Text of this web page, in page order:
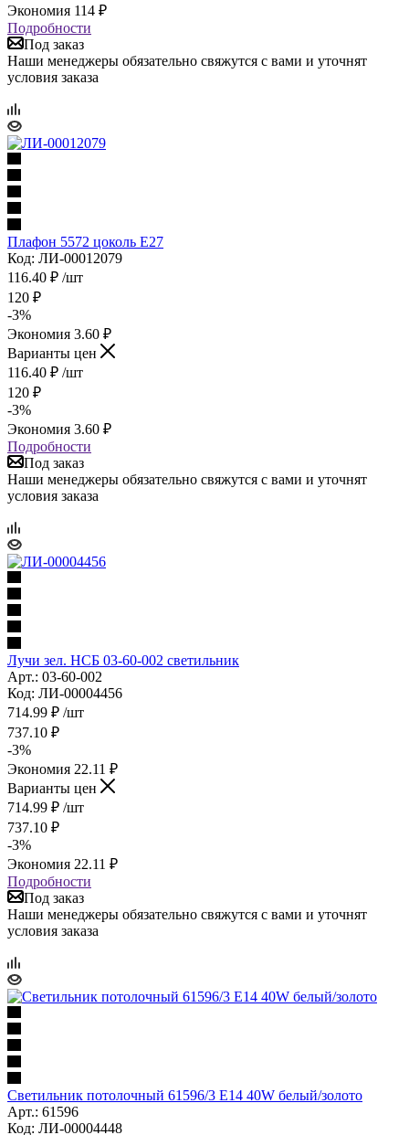
Экономия 114 ₽
Подробности
Под заказ
Наши менеджеры обязательно свяжутся с вами и уточнят
условия заказа
Плафон 5572 цоколь Е27
Код: ЛИ-00012079
116.40 ₽ /шт
120 ₽
-3%
Экономия 3.60 ₽
Варианты цен
116.40 ₽ /шт
120 ₽
-3%
Экономия 3.60 ₽
Подробности
Под заказ
Наши менеджеры обязательно свяжутся с вами и уточнят
условия заказа
Лучи зел. НСБ 03-60-002 светильник
Арт.: 03-60-002
Код: ЛИ-00004456
714.99 ₽ /шт
737.10 ₽
-3%
Экономия 22.11 ₽
Варианты цен
714.99 ₽ /шт
737.10 ₽
-3%
Экономия 22.11 ₽
Подробности
Под заказ
Наши менеджеры обязательно свяжутся с вами и уточнят
условия заказа
Светильник потолочный 61596/3 E14 40W белый/золото
Арт.: 61596
Код: ЛИ-00004448